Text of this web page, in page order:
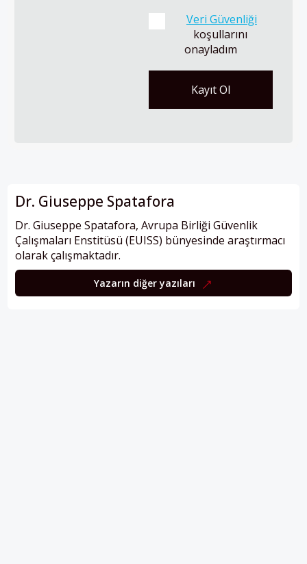
Veri Güvenliği
koşullarını
onayladım
Dr. Giuseppe Spatafora
Dr. Giuseppe Spatafora, Avrupa Birliği Güvenlik
Çalışmaları Enstitüsü (EUISS) bünyesinde araştırmacı
olarak çalışmaktadır.
Yazarın diğer yazıları